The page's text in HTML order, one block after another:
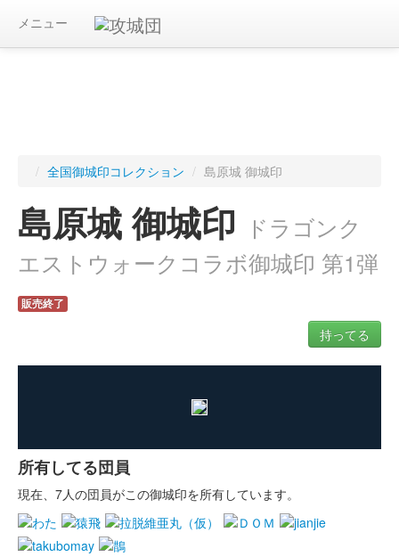
メニュー
/ 全国御城印コレクション / 島原城 御城印
島原城 御城印
ドラゴンク
エストウォークコラボ御城印 第1弾
販売終了
持ってる
所有してる団員
現在、7人の団員がこの御城印を所有しています。